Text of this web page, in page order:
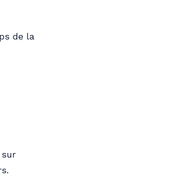
de la
sur